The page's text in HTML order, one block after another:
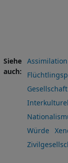
Siehe
auch
Assimilation
Gesellschaft
Würde